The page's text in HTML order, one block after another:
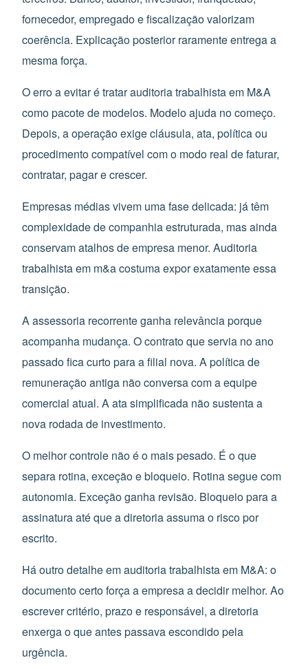
fornecedor, empregado e fiscalização valorizam
coerência. Explicação posterior raramente entrega a
mesma força.
O erro a evitar é tratar auditoria trabalhista em M&A
como pacote de modelos. Modelo ajuda no começo.
Depois, a operação exige cláusula, ata, política ou
procedimento compatível com o modo real de faturar,
contratar, pagar e crescer.
Empresas médias vivem uma fase delicada: já têm
complexidade de companhia estruturada, mas ainda
conservam atalhos de empresa menor. Auditoria
trabalhista em m&a costuma expor exatamente essa
transição.
A assessoria recorrente ganha relevância porque
acompanha mudança. O contrato que servia no ano
passado fica curto para a filial nova. A política de
remuneração antiga não conversa com a equipe
comercial atual. A ata simplificada não sustenta a
nova rodada de investimento.
O melhor controle não é o mais pesado. É o que
separa rotina, exceção e bloqueio. Rotina segue com
autonomia. Exceção ganha revisão. Bloqueio para a
assinatura até que a diretoria assuma o risco por
escrito.
Há outro detalhe em auditoria trabalhista em M&A: o
documento certo força a empresa a decidir melhor. Ao
escrever critério, prazo e responsável, a diretoria
enxerga o que antes passava escondido pela
urgência.